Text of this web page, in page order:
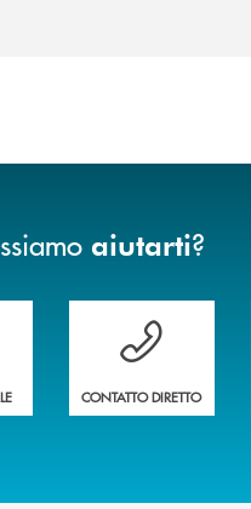
aiutarti?
completo delle filiali
Vuoi avere maggiori
CONTATTO DIRETTO